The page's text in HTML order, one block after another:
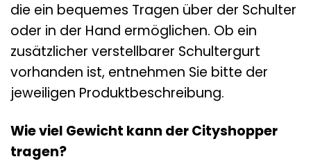
die ein bequemes Tragen über der Schulter
oder in der Hand ermöglichen. Ob ein
zusätzlicher verstellbarer Schultergurt
vorhanden ist, entnehmen Sie bitte der
jeweiligen Produktbeschreibung.
Wie viel Gewicht kann der Cityshopper
tragen?